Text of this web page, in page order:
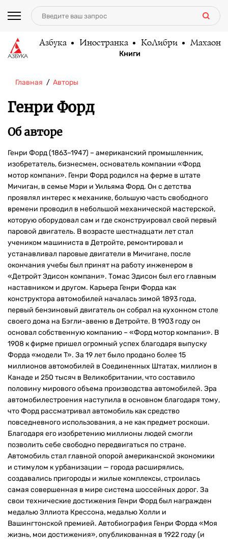
Азбука Иностранка КоЛибри Махаон
Книги
Главная Авторы
Генри Форд
Об авторе
Генри Форд (1863–1947) – американский промышленник,
изобретатель, бизнесмен, основатель компании «Форд
мотор компани». Генри Форд родился на ферме в штате
Мичиган, в семье Мэри и Уильяма Форд. Он с детства
проявлял интерес к механике, большую часть свободного
времени проводил в небольшой механической мастерской,
которую оборудовал сам и где сконструировал свой первый
паровой двигатель. В возрасте шестнадцати лет стал
учеником машиниста в Детройте, ремонтировал и
устанавливал паровые двигатели в Мичигане, после
окончания учебы был принят на работу инженером в
«Детройт Эдисон компани». Томас Эдисон был его главным
наставником и другом. Карьера Генри Форда как
конструктора автомобилей началась зимой 1893 года,
первый бензиновый двигатель он собрал на кухонном столе
своего дома на Бэгли-авеню в Детройте. В 1903 году он
основал собственную компанию – «Форд мотор компани». В
1908 к фирме пришел огромный успех благодаря выпуску
Форда «модели T». За 19 лет было продано более 15
миллионов автомобилей в Соединенных Штатах, миллион в
Канаде и 250 тысяч в Великобритании, что составило
половину мирового объема производства автомобилей. Эра
автомобилестроения наступила в основном благодаря тому,
что Форд рассматривал автомобиль как средство
повседневного использования, а не как предмет роскоши.
Благодаря его изобретению миллионы людей смогли
позволить себе свободно передвигаться по стране.
Автомобиль стал главной опорой американской экономики
и стимулом к урбанизации — города расширялись,
создавались пригороды и жилые комплексы, строилась
самая совершенная в мире система шоссейных дорог. За
свои технические достижения Генри Форд был награжден
медалью Эллиота Крессона, медалью Холли и
Вашингтонской премией. Автобиография Генри Форда «Моя
жизнь, мои достижения», опубликованная в 1922 году (и